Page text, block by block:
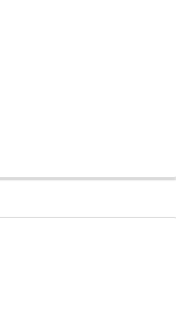
électricité,